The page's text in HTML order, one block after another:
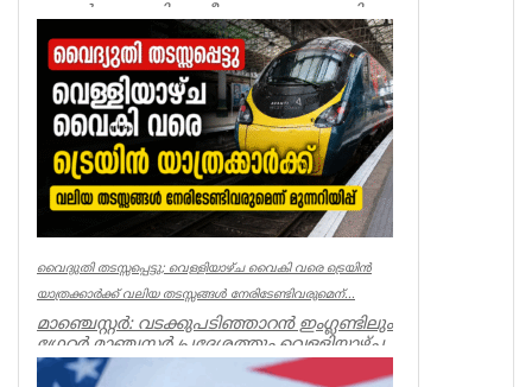
ലണ്ടൻ: ഇംഗ്ലണ്ടിലുടനീളമുള്ള ബാങ്കുകളിലും
ലൈബ്രറികളിലും മുൻകൂട്ടി
അപ്പോയിന്റ്മെന്റ് എടുക്കാതെ തന്നെ ...
UK NEWS
വൈദ്യുതി തടസ്സപ്പെട്ടു; വെള്ളിയാഴ്ച വൈകി വരെ ട്രെയിൻ
യാത്രക്കാർക്ക് വലിയ തടസ്സങ്ങൾ നേരിടേണ്ടിവരുമെന്...
മാഞ്ചെസ്റ്റർ: വടക്കുപടിഞ്ഞാറൻ ഇംഗ്ലണ്ടിലും
ഗ്രേറ്റർ മാഞ്ചസ്റ്റർ പ്രദേശത്തും വെള്ളിയാഴ്ച
വൈകിട്ടു വര...